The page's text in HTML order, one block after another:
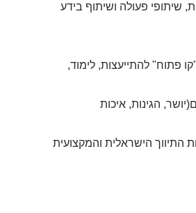
שיתופי פעולה ושיתוף בידע
פתוח" להתייעצות, לימוד,
הגינות, איכות
התיווך הישראלית והמקצועית